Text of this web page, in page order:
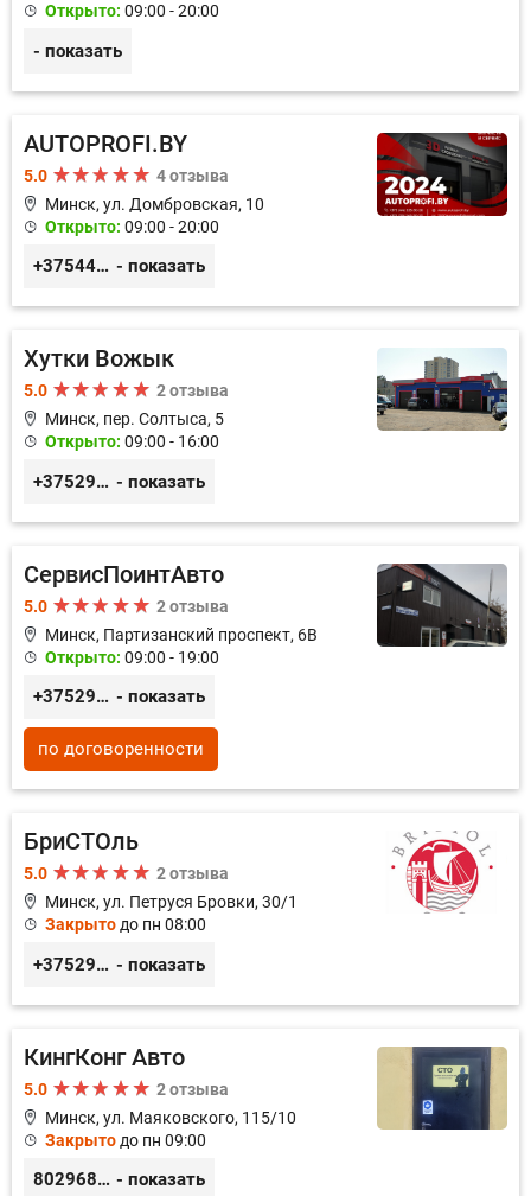
Открыто: 09:00 - 20:00
- показать
AUTOPROFI.BY
5.0
4 отзыва
Минск, ул. Домбровская, 10
Открыто: 09:00 - 20:00
+375445353020 - показать
Хутки Вожык
5.0
2 отзыва
Минск, пер. Солтыса, 5
Открыто: 09:00 - 16:00
+375293714433 - показать
СервисПоинтАвто
5.0
2 отзыва
Минск, Партизанский проспект, 6В
Открыто: 09:00 - 19:00
+375296035003 - показать
по договоренности
БриСТОль
5.0
2 отзыва
Минск, ул. Петруся Бровки, 30/1
Закрытодо пн 08:00
+375291125312 - показать
КингКонг Авто
5.0
2 отзыва
Минск, ул. Маяковского, 115/10
Закрыто до пн 09:00
80296807878 - показать